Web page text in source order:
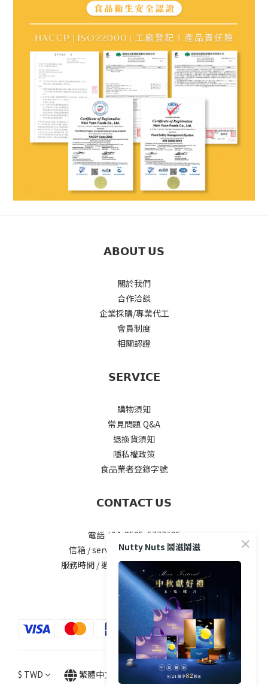
𝗔𝗕𝗢𝗨𝗧 𝗨𝗦
關於我們
合作洽談
企業採購/專業代工
會員制度
相關認證
𝗦𝗘𝗥𝗩𝗜𝗖𝗘
購物須知
常見問題 Q&A
退換貨須知
隱私權政策
食品業者登錄字號
𝗖𝗢𝗡𝗧𝗔𝗖𝗧 𝗨𝗦
電話 / 04-2535-5777#25
信箱 / service@nuttynuts.com.tw
服務時間 / 週一 ~ 週五 8:00am-5.00pm
$ TWD 繁體中文
Nutty Nuts 鬧滋鬧滋